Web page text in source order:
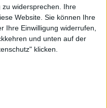
zu widersprechen. Ihre
Website. Sie können Ihre
Ihre Einwilligung widerrufen,
und unten auf der
klicken.